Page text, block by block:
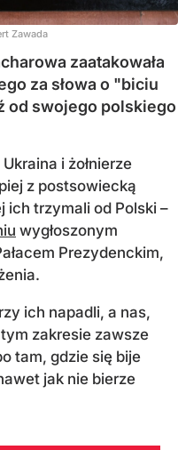
Zawada
zaatakowała
za słowa o "biciu
od swojego polskiego
i żołnierze
z postsowiecką
ich trzymali od Polski –
wygłoszonym
Prezydenckim,
ich napadli, a nas,
zakresie zawsze
tam, gdzie się bije
jak nie bierze